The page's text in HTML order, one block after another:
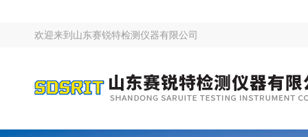
欢迎来到 山东赛锐特检测仪器有限公司